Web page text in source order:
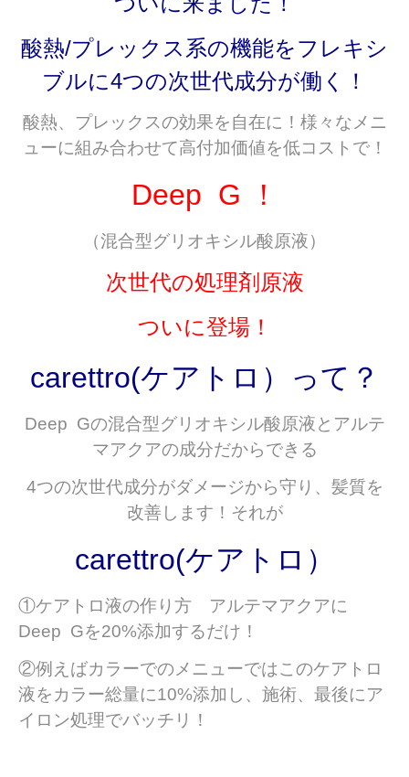
酸熱/プレックス系の機能をフレキシ
ブルに4つの次世代成分が働く！
酸熱、プレックスの効果を自在に！様々なメニ
ューに組み合わせて高付加価値を低コストで！
Deep G ！
（混合型グリオキシル酸原液）
次世代の処理剤原液
ついに登場！
carettro(ケアトロ）って？
Deep Gの混合型グリオキシル酸原液とアルテ
マアクアの成分だからできる
4つの次世代成分がダメージから守り、髪質を
改善します！それが
carettro(ケアトロ）
①ケアトロ液の作り方 アルテマアクアに
Deep Gを20%添加するだけ！
②例えばカラーでのメニューではこのケアトロ
液をカラー総量に10%添加し、施術、最後にア
イロン処理でバッチリ！